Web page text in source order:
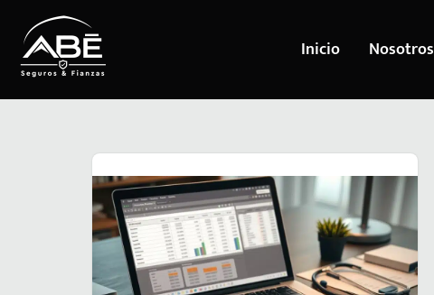
Saltar
al
Inicio Nosotros